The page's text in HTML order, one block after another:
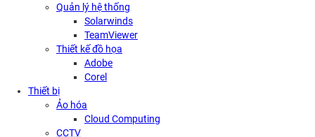
Quản lý hệ thống
Solarwinds
TeamViewer
Thiết kế đồ họa
Adobe
Corel
Thiết bị
Ảo hóa
Cloud Computing
CCTV